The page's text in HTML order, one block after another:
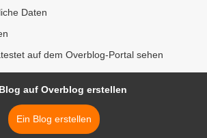
Daten
auf dem Overblog-Portal sehen
auf Overblog erstellen
Ein Blog erstellen